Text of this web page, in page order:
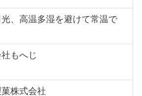
、高温多湿を避けて常温で
もへじ
株式会社